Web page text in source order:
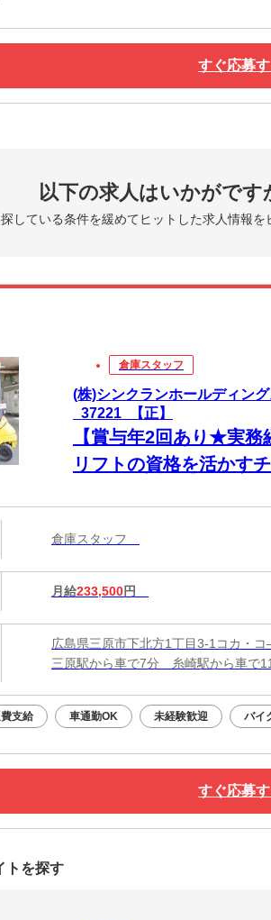
★すぐに住める【寮完備】
観光・グルメ・ショッピングも満喫
6月には新しい寮もOPENしました！
すぐ応募
以下の求人はいかがです
探している条件を緩めてヒットした求人情報を
倉庫スタッフ
(株)シンクランホールディン
_37221_【正】
【賞与年2回あり★実
リフトの資格を活かす
倉庫スタッフ
月給233,500円
広島県三原市下北方1丁目3-1コカ・
三原駅から車で7分 糸崎駅から車で
支給 車通勤OK 未経験歓迎 バイ
すぐ応募
トを探す